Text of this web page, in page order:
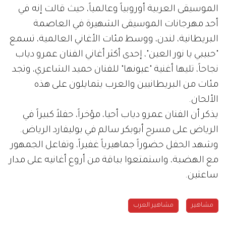
الموسيقى العربية أوروبياً وعالمياً، حيث قالت إنه في
أحد مهرجانات الموسيقى الشهيرة في العاصمة
البريطانية، لندن، ووسط مئات الأغاني العالمية، تسمع
"حبيبي يا نور العين"، إحدى أكثر أغاني الفنان عمرو دياب
نجاحاً، تليها أغنية "عيونها" للفنان حميد الشاعري، وتجد
مئات من البريطانيين والعرب يتمايلون على هذه
الألحان.
يذكر أن الفنان عمرو دياب أحيا، مؤخراً، حفلاً كبيراً في
الرياض على مسرح أبوبكر سالم في بوليفارد الرياض.
وشهد الحفل حضوراً جماهيرياً غفيراً، وتفاعل الجمهور
مع الهضبة، واستمتعوا بباقة من أروع أغانيه على مدار
ساعتين.
مشاهير مشاهير العرب